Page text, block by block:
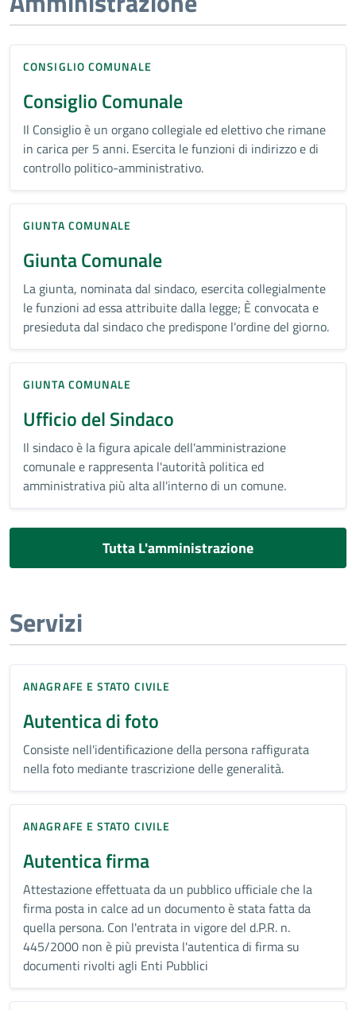
CONSIGLIO COMUNALE
Consiglio Comunale
Il Consiglio è un organo collegiale ed elettivo che rimane
in carica per 5 anni. Esercita le funzioni di indirizzo e di
controllo politico-amministrativo.
GIUNTA COMUNALE
Giunta Comunale
​La giunta, nominata dal sindaco, esercita collegialmente
le funzioni ad essa attribuite dalla legge; È convocata e
presieduta dal sindaco che predispone l'ordine del giorno.
GIUNTA COMUNALE
Ufficio del Sindaco
Il sindaco è la figura apicale dell'amministrazione
comunale e rappresenta l'autorità politica ed
amministrativa più alta all'interno di un comune.
Tutta L'amministrazione
Servizi
ANAGRAFE E STATO CIVILE
Autentica di foto
Consiste nell'identificazione della persona raffigurata
nella foto mediante trascrizione delle generalità.
ANAGRAFE E STATO CIVILE
Autentica firma
Attestazione effettuata da un pubblico ufficiale che la
firma posta in calce ad un documento è stata fatta da
quella persona. Con l'entrata in vigore del d.P.R. n.
445/2000 non è più prevista l'autentica di firma su
documenti rivolti agli Enti Pubblici